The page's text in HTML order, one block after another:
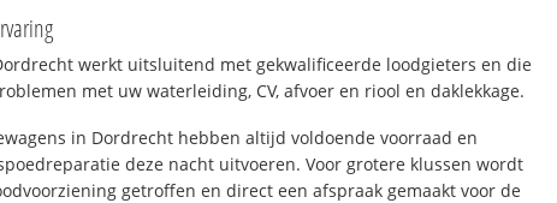
werkt uitsluitend met gekwalificeerde loodgieters en die
met uw waterleiding, CV, afvoer en riool en daklekkage.
in Dordrecht hebben altijd voldoende voorraad en
deze nacht uitvoeren. Voor grotere klussen wordt
getroffen en direct een afspraak gemaakt voor de